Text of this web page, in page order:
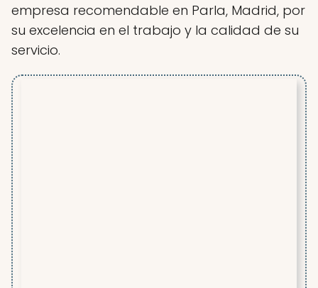
empresa recomendable en Parla, Madrid, por
su excelencia en el trabajo y la calidad de su
servicio.